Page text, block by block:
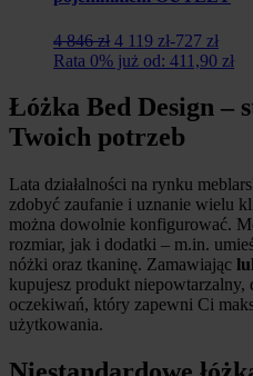
4 846 zł Pierwotna
cena
4
846
zł.
4 119 złAktualna
cena
4
119
zł.
-727 zł
Rata 0% już od: 411,90 zł
Łóżka Bed Design –
Twoich potrzeb
Lata działalności na rynku
zdobyć zaufanie i uznanie wielu
można dowolnie konfigurować.
rozmiar, jak i dodatki – m.in.
nóżki oraz tkaninę. Zamawiając
kupujesz produkt niepowtarzalny,
oczekiwań, który zapewni Ci
użytkowania.